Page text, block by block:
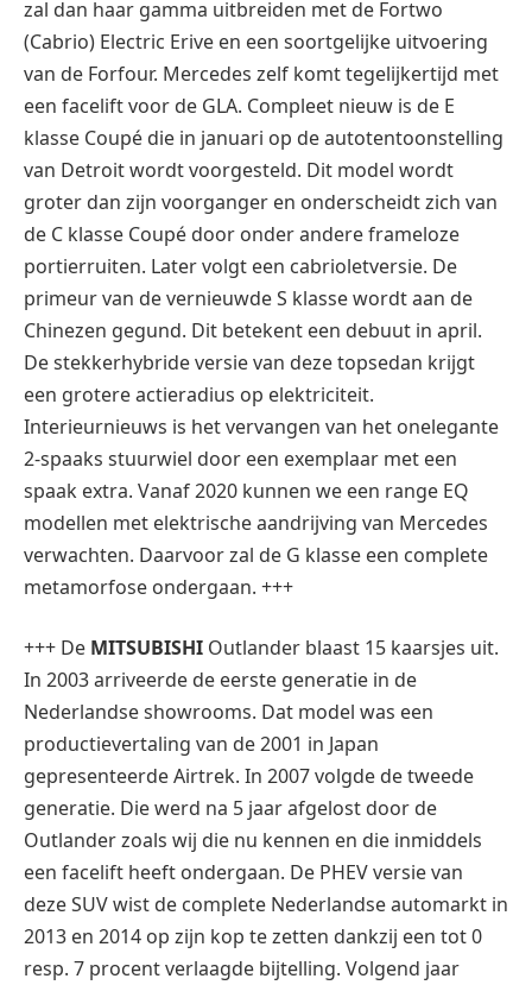
zal dan haar gamma uitbreiden met de Fortwo
(Cabrio) Electric Erive en een soortgelijke uitvoering
van de Forfour. Mercedes zelf komt tegelijkertijd met
een facelift voor de GLA. Compleet nieuw is de E
klasse Coupé die in januari op de autotentoonstelling
van Detroit wordt voorgesteld. Dit model wordt
groter dan zijn voorganger en onderscheidt zich van
de C klasse Coupé door onder andere frameloze
portierruiten. Later volgt een cabrioletversie. De
primeur van de vernieuwde S klasse wordt aan de
Chinezen gegund. Dit betekent een debuut in april.
De stekkerhybride versie van deze topsedan krijgt
een grotere actieradius op elektriciteit.
Interieurnieuws is het vervangen van het onelegante
2-spaaks stuurwiel door een exemplaar met een
spaak extra. Vanaf 2020 kunnen we een range EQ
modellen met elektrische aandrijving van Mercedes
verwachten. Daarvoor zal de G klasse een complete
metamorfose ondergaan. +++
+++ De MITSUBISHI Outlander blaast 15 kaarsjes uit.
In 2003 arriveerde de eerste generatie in de
Nederlandse showrooms. Dat model was een
productievertaling van de 2001 in Japan
gepresenteerde Airtrek. In 2007 volgde de tweede
generatie. Die werd na 5 jaar afgelost door de
Outlander zoals wij die nu kennen en die inmiddels
een facelift heeft ondergaan. De PHEV versie van
deze SUV wist de complete Nederlandse automarkt in
2013 en 2014 op zijn kop te zetten dankzij een tot 0
resp. 7 procent verlaagde bijtelling. Volgend jaar